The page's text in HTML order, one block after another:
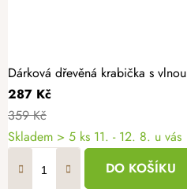
Dárková dřevěná krabička s vlnou
287 Kč
359 Kč
Skladem > 5 ks 11. - 12. 8. u vás
DO KOŠÍKU